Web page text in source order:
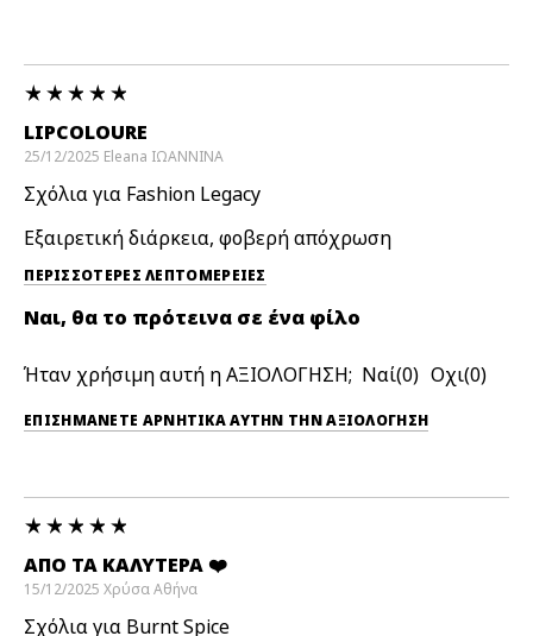
LIPCOLOURE
25/12/2025 Eleana ΙΩΑΝΝΙΝΑ
Σχόλια για Fashion Legacy
Εξαιρετική διάρκεια, φοβερή απόχρωση
ΠΕΡΙΣΣΌΤΕΡΕΣ ΛΕΠΤΟΜΈΡΕΙΕΣ
Ναι, θα το πρότεινα σε ένα φίλο
Ήταν χρήσιμη αυτή η ΑΞΙΟΛΟΓΗΣΗ; 0 0
ΕΠΙΣΗΜΆΝΕΤΕ ΑΡΝΗΤΙΚΆ ΑΥΤΉΝ ΤΗΝ ΑΞΙΟΛΟΓΗΣΗ
ΑΠΟ ΤΑ ΚΑΛΎΤΕΡΑ ❤️
15/12/2025 ΧρύσαΑθήνα
Σχόλια για Burnt Spice